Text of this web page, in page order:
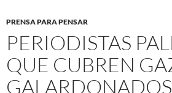
PRENSA PARA PENSAR
PERIODISTAS
QUE CUBREN